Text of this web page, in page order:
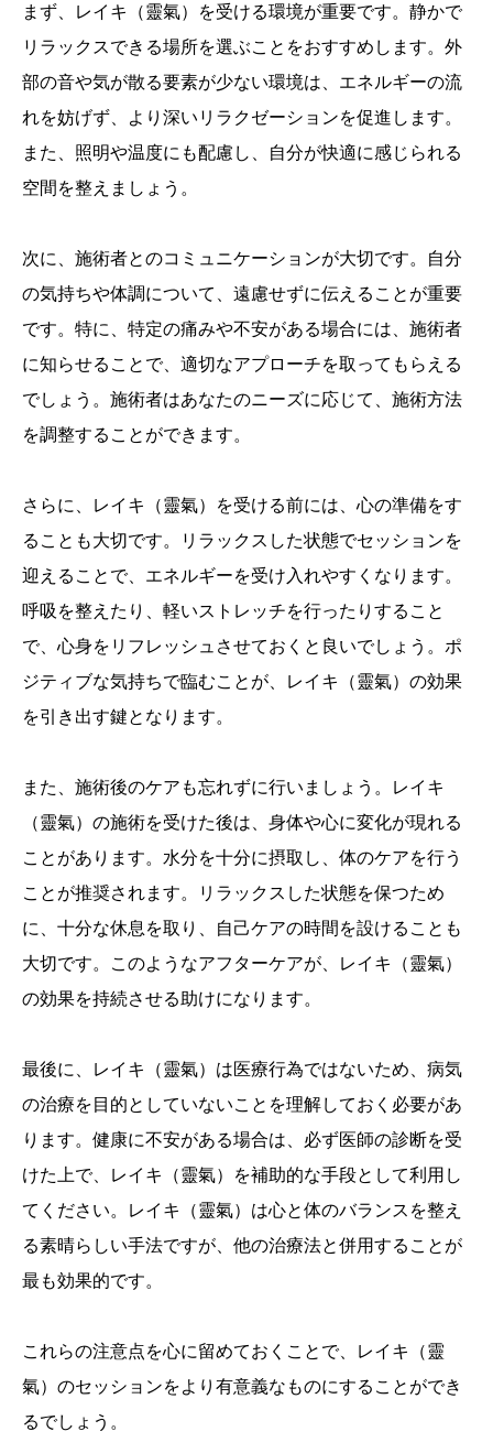
まず、レイキ（靈氣）を受ける環境が重要です。静かで
リラックスできる場所を選ぶことをおすすめします。外
部の音や気が散る要素が少ない環境は、エネルギーの流
れを妨げず、より深いリラクゼーションを促進します。
また、照明や温度にも配慮し、自分が快適に感じられる
空間を整えましょう。
次に、施術者とのコミュニケーションが大切です。自分
の気持ちや体調について、遠慮せずに伝えることが重要
です。特に、特定の痛みや不安がある場合には、施術者
に知らせることで、適切なアプローチを取ってもらえる
でしょう。施術者はあなたのニーズに応じて、施術方法
を調整することができます。
さらに、レイキ（靈氣）を受ける前には、心の準備をす
ることも大切です。リラックスした状態でセッションを
迎えることで、エネルギーを受け入れやすくなります。
呼吸を整えたり、軽いストレッチを行ったりすること
で、心身をリフレッシュさせておくと良いでしょう。ポ
ジティブな気持ちで臨むことが、レイキ（靈氣）の効果
を引き出す鍵となります。
また、施術後のケアも忘れずに行いましょう。レイキ
（靈氣）の施術を受けた後は、身体や心に変化が現れる
ことがあります。水分を十分に摂取し、体のケアを行う
ことが推奨されます。リラックスした状態を保つため
に、十分な休息を取り、自己ケアの時間を設けることも
大切です。このようなアフターケアが、レイキ（靈氣）
の効果を持続させる助けになります。
最後に、レイキ（靈氣）は医療行為ではないため、病気
の治療を目的としていないことを理解しておく必要があ
ります。健康に不安がある場合は、必ず医師の診断を受
けた上で、レイキ（靈氣）を補助的な手段として利用し
てください。レイキ（靈氣）は心と体のバランスを整え
る素晴らしい手法ですが、他の治療法と併用することが
最も効果的です。
これらの注意点を心に留めておくことで、レイキ（靈
氣）のセッションをより有意義なものにすることができ
るでしょう。